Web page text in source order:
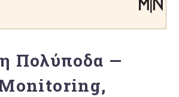
Πολύποδα —
Monitoring,